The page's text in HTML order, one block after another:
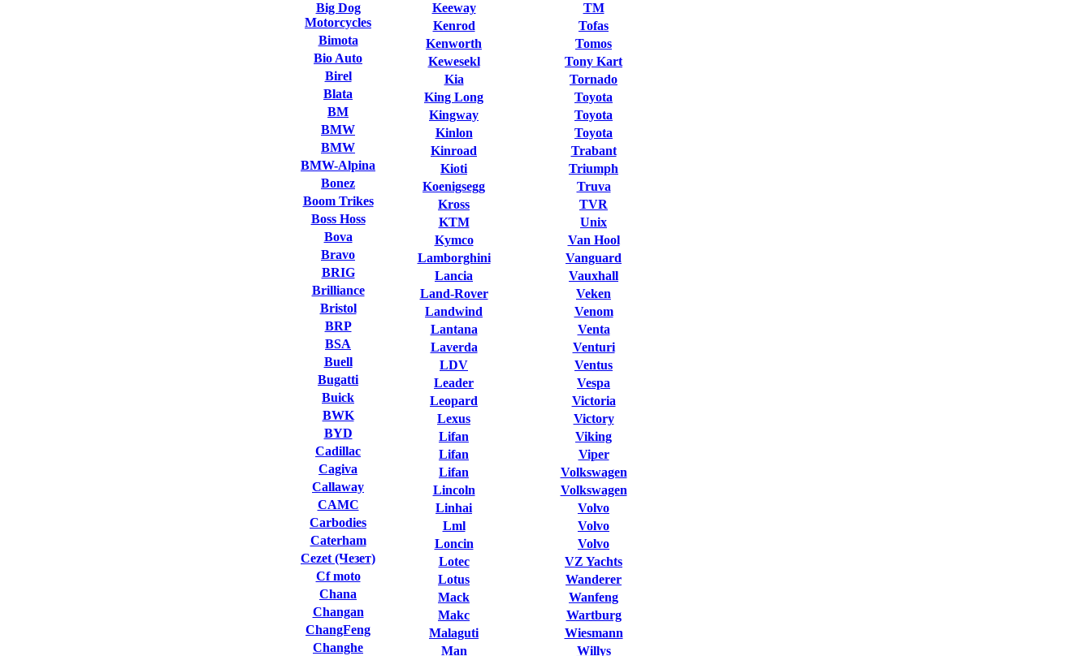
Big Dog
Motorcycles
Bimota
Bio Auto
Birel
Blata
BM
BMW
BMW
BMW-Alpina
Bonez
Boom Trikes
Boss Hoss
Bova
Bravo
BRIG
Brilliance
Bristol
BRP
BSA
Buell
Bugatti
Buick
BWK
BYD
Cadillac
Cagiva
Callaway
CAMC
Carbodies
Caterham
Cezet (Чезет)
Cf moto
Chana
Changan
ChangFeng
Changhe
Keeway
Kenrod
Kenworth
Kewesekl
Kia
King Long
Kingway
Kinlon
Kinroad
Kioti
Koenigsegg
Kross
KTM
Kymco
Lamborghini
Lancia
Land-Rover
Landwind
Lantana
Laverda
LDV
Leader
Leopard
Lexus
Lifan
Lifan
Lifan
Lincoln
Linhai
Lml
Loncin
Lotec
Lotus
Mack
Makc
Malaguti
Man
TM
Tofas
Tomos
Tony Kart
Tornado
Toyota
Toyota
Toyota
Trabant
Triumph
Truva
TVR
Unix
Van Hool
Vanguard
Vauxhall
Veken
Venom
Venta
Venturi
Ventus
Vespa
Victoria
Victory
Viking
Viper
Volkswagen
Volkswagen
Volvo
Volvo
Volvo
VZ Yachts
Wanderer
Wanfeng
Wartburg
Wiesmann
Willys